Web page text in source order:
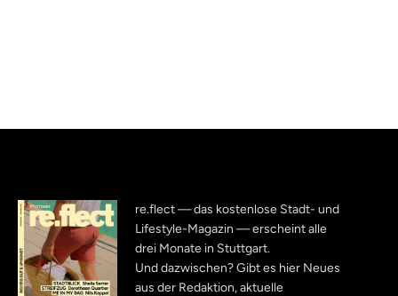
re.flect — das kostenlose Stadt- und
Lifestyle-Magazin — erscheint alle
drei Monate in Stuttgart.
Und dazwischen? Gibt es hier Neues
aus der Redaktion, aktuelle